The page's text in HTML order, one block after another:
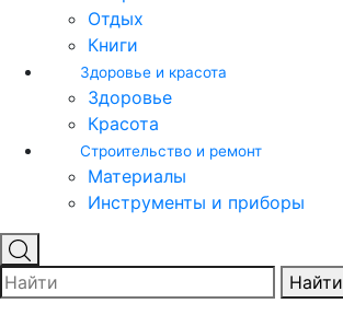
Отдых
Книги
Здоровье и красота
Здоровье
Красота
Строительство и ремонт
Материалы
Инструменты и приборы
Найти